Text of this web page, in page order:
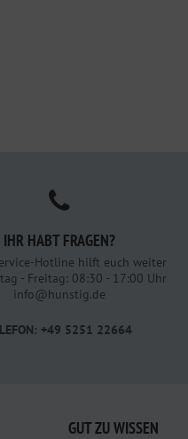
IHR HABT FRAGEN?
Hotline hilft euch weiter
- Freitag: 08:30 - 17:00 Uhr
info@hunstig.de
+49 5251 22664
GUT ZU WISSEN